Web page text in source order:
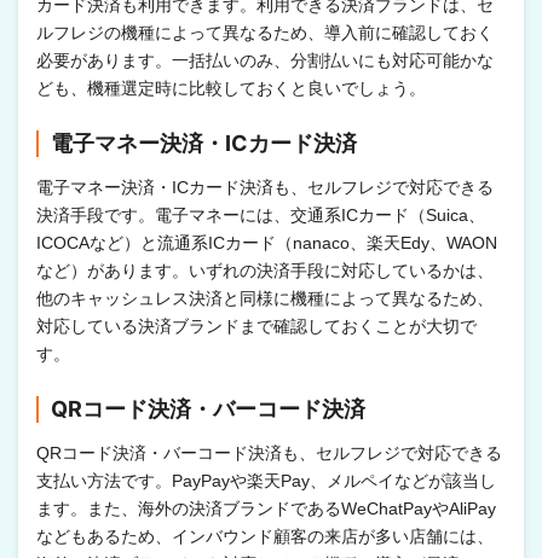
カード決済も利用できます。利用できる決済ブランドは、セ
ルフレジの機種によって異なるため、導入前に確認しておく
必要があります。一括払いのみ、分割払いにも対応可能かな
ども、機種選定時に比較しておくと良いでしょう。
電子マネー決済・ICカード決済
電子マネー決済・ICカード決済も、セルフレジで対応できる
決済手段です。電子マネーには、交通系ICカード（Suica、
ICOCAなど）と流通系ICカード（nanaco、楽天Edy、WAON
など）があります。いずれの決済手段に対応しているかは、
他のキャッシュレス決済と同様に機種によって異なるため、
対応している決済ブランドまで確認しておくことが大切で
す。
QRコード決済・バーコード決済
QRコード決済・バーコード決済も、セルフレジで対応できる
支払い方法です。PayPayや楽天Pay、メルペイなどが該当し
ます。また、海外の決済ブランドであるWeChatPayやAliPay
などもあるため、インバウンド顧客の来店が多い店舗には、